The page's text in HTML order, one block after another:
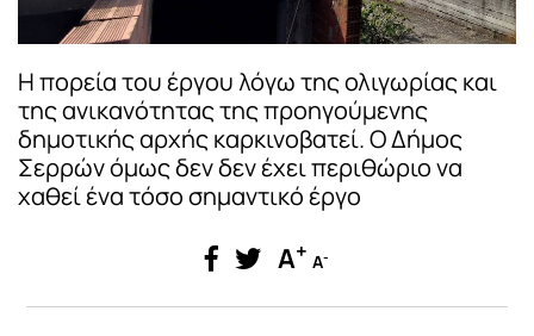
Η πορεία του έργου λόγω της ολιγωρίας και
της ανικανότητας της προηγούμενης
δημοτικής αρχής καρκινοβατεί. Ο Δήμος
Σερρών όμως δεν δεν έχει περιθώριο να
χαθεί ένα τόσο σημαντικό έργο
A+ A-